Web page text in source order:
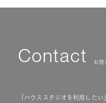
Contact お問
「ハウススタジオを利用した